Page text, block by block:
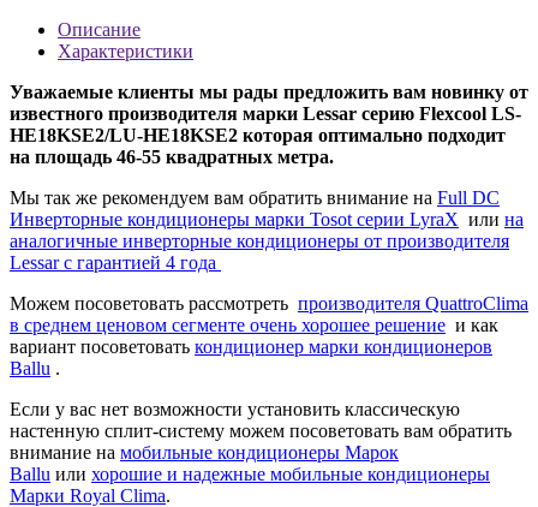
Описание
Характеристики
Уважаемые клиенты мы рады предложить вам новинку от
известного производителя марки Lessar серию Flexcool LS-
HE18KSE2/LU-HE18KSE2 которая оптимально подходит
на площадь 46-55 квадратных метра.
Мы так же рекомендуем вам обратить внимание на Full DC
Инверторные кондиционеры марки Tosot серии LyraX или на
аналогичные инверторные кондиционеры от производителя
Lessar с гарантией 4 года
Можем посоветовать рассмотреть производителя QuattroClima
в среднем ценовом сегменте очень хорошее решение и как
вариант посоветовать кондиционер марки кондиционеров
Ballu .
Если у вас нет возможности установить классическую
настенную сплит-систему можем посоветовать вам обратить
внимание на мобильные кондиционеры Марок
Ballu или хорошие и надежные мобильные кондиционеры
Марки Royal Clima.